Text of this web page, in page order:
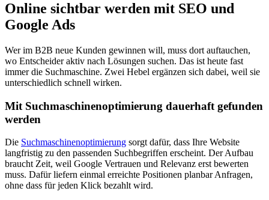
Online sichtbar werden mit SEO und
Google Ads
Wer im B2B neue Kunden gewinnen will, muss dort auftauchen,
wo Entscheider aktiv nach Lösungen suchen. Das ist heute fast
immer die Suchmaschine. Zwei Hebel ergänzen sich dabei, weil sie
unterschiedlich schnell wirken.
Mit Suchmaschinenoptimierung dauerhaft gefunden
werden
Die Suchmaschinenoptimierung sorgt dafür, dass Ihre Website
langfristig zu den passenden Suchbegriffen erscheint. Der Aufbau
braucht Zeit, weil Google Vertrauen und Relevanz erst bewerten
muss. Dafür liefern einmal erreichte Positionen planbar Anfragen,
ohne dass für jeden Klick bezahlt wird.